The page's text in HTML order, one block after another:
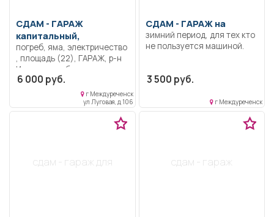
СДАМ - ГАРАЖ
капитальный,
погреб, яма, электричество
, площадь (22), ГАРАЖ, р-н
Ивановская база.
6 000 руб.
г Междуреченск
ул Луговая, д 106
СДАМ - ГАРАЖ на
зимний период, для тех кто
не пользуется машиной.
3 500 руб.
г Междуреченск
сдам - гараж для сдам - гараж